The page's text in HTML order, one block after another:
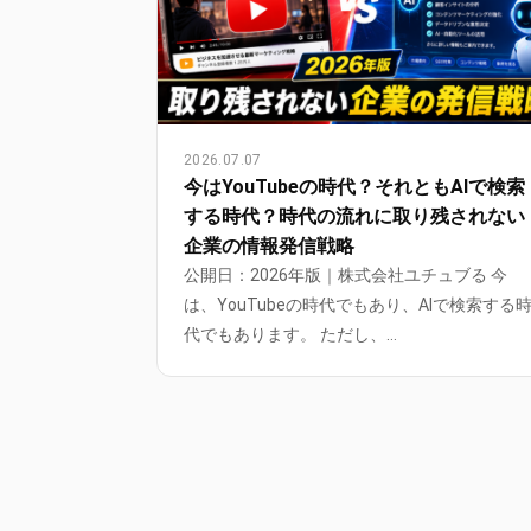
2026.07.07
今はYouTubeの時代？それともAIで検索
する時代？時代の流れに取り残されない
企業の情報発信戦略
公開日：2026年版｜株式会社ユチュブる 今
は、YouTubeの時代でもあり、AIで検索する時
代でもあります。 ただし、…